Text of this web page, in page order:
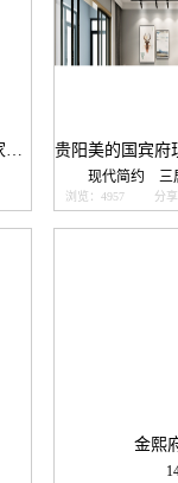
观府壹号高级灰简约风现代家居的心灵艺术品！
现代简约 三
浏览：4957 分
金熙